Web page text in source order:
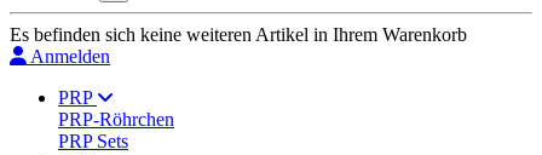
Es befinden sich keine weiteren Artikel in Ihrem Warenkorb
Anmelden
PRP
PRP-Röhrchen
PRP Sets